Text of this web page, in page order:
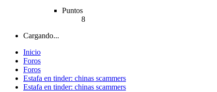
Puntos
8
Cargando...
Inicio
Foros
Foros
Estafa en tinder: chinas scammers
Estafa en tinder: chinas scammers